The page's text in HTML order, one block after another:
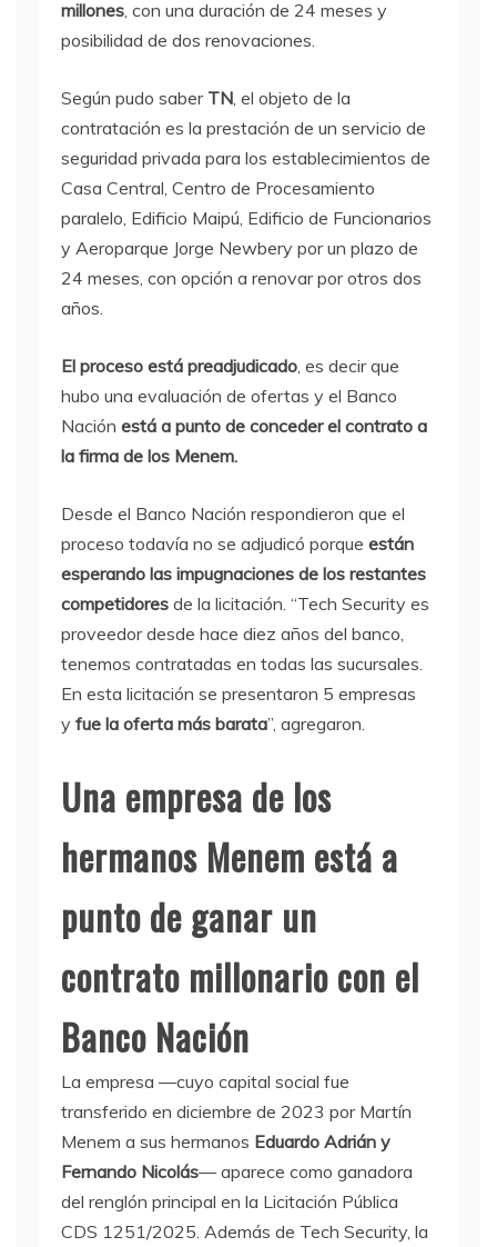
millones, con una duración de 24 meses y
posibilidad de dos renovaciones.
Según pudo saber TN, el objeto de la
contratación es la prestación de un servicio de
seguridad privada para los establecimientos de
Casa Central, Centro de Procesamiento
paralelo, Edificio Maipú, Edificio de Funcionarios
y Aeroparque Jorge Newbery por un plazo de
24 meses, con opción a renovar por otros dos
años.
El proceso está preadjudicado, es decir que
hubo una evaluación de ofertas y el Banco
Nación está a punto de conceder el contrato a
la firma de los Menem.
Desde el Banco Nación respondieron que el
proceso todavía no se adjudicó porque están
esperando las impugnaciones de los restantes
competidores de la licitación. “Tech Security es
proveedor desde hace diez años del banco,
tenemos contratadas en todas las sucursales.
En esta licitación se presentaron 5 empresas
y fue la oferta más barata”, agregaron.
Una empresa de los
hermanos Menem está a
punto de ganar un
contrato millonario con el
Banco Nación
La empresa —cuyo capital social fue
transferido en diciembre de 2023 por Martín
Menem a sus hermanos Eduardo Adrián y
Fernando Nicolás— aparece como ganadora
del renglón principal en la Licitación Pública
CDS 1251/2025. Además de Tech Security, la